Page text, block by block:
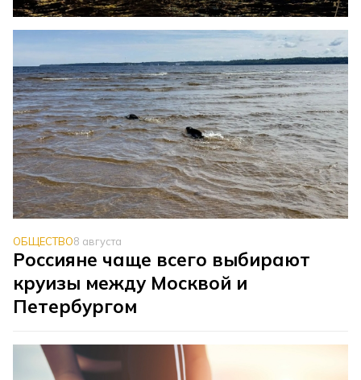
ОБЩЕСТВО8 августа
Россияне чаще всего выбирают
круизы между Москвой и
Петербургом